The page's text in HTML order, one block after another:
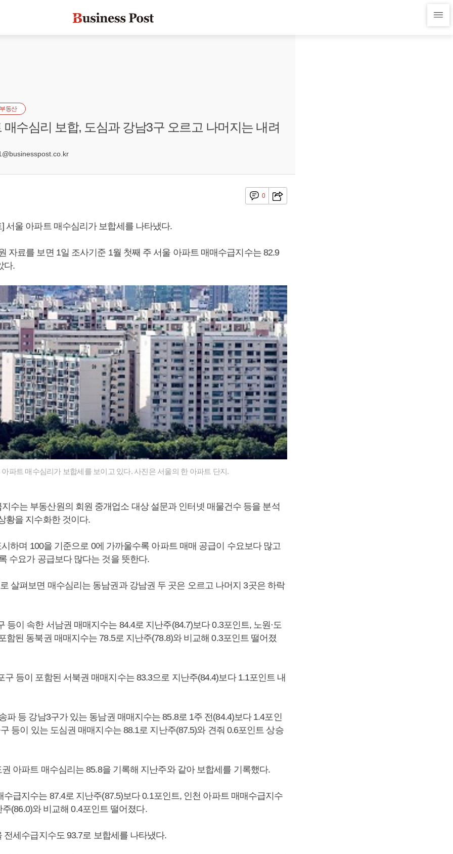
부동산
매수심리 보합, 도심과 강남3구 오르고 나머지는 내려
0
서울 아파트 매수심리가 보합세를 나타냈다.
자료를 보면 1일 조사기준 1월 첫째 주 서울 아파트 매매수급지수는 82.9
다.
파트 매수심리가 보합세를 보이고 있다. 사진은 서울의 한 아파트 단지.
수는 부동산원의 회원 중개업소 대상 설문과 인터넷 매물건수 등을 분석
황을 지수화한 것이다.
하며 100을 기준으로 0에 가까울수록 아파트 매매 공급이 수요보다 많고
수요가 공급보다 많다는 것을 뜻한다.
살펴보면 매수심리는 동남권과 강남권 두 곳은 오르고 나머지 3곳은 하락
등이 속한 서남권 매매지수는 84.4로 지난주(84.7)보다 0.3포인트, 노원·도
함된 동북권 매매지수는 78.5로 지난주(78.8)와 비교해 0.3포인트 떨어졌
구 등이 포함된 서북권 매매지수는 83.3으로 지난주(84.4)보다 1.1포인트 내
파 등 강남3구가 있는 동남권 매매지수는 85.8로 1주 전(84.4)보다 1.4포인
구 등이 있는 도심권 매매지수는 88.1로 지난주(87.5)와 견줘 0.6포인트 상승
아파트 매수심리는 85.8을 기록해 지난주와 같아 보합세를 기록했다.
수급지수는 87.4로 지난주(87.5)보다 0.1포인트, 인천 아파트 매매수급지수
(86.0)와 비교해 0.4포인트 떨어졌다.
전세수급지수도 93.7로 보합세를 나타냈다.